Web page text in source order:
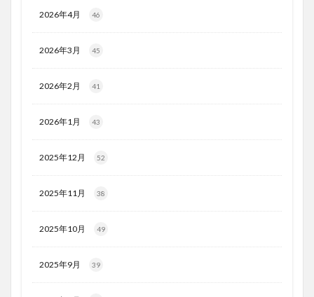
2026年4月 46
2026年3月 45
2026年2月 41
2026年1月 43
2025年12月 52
2025年11月 38
2025年10月 49
2025年9月 39